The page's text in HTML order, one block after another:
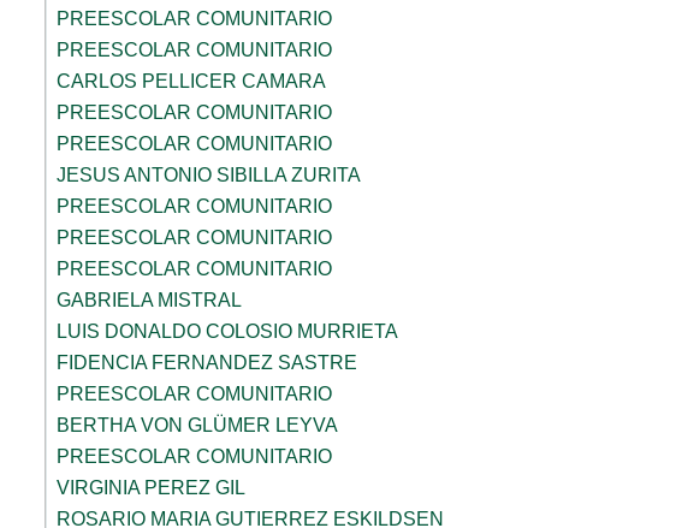
PREESCOLAR COMUNITARIO
PREESCOLAR COMUNITARIO
CARLOS PELLICER CAMARA
PREESCOLAR COMUNITARIO
PREESCOLAR COMUNITARIO
JESUS ANTONIO SIBILLA ZURITA
PREESCOLAR COMUNITARIO
PREESCOLAR COMUNITARIO
PREESCOLAR COMUNITARIO
GABRIELA MISTRAL
LUIS DONALDO COLOSIO MURRIETA
FIDENCIA FERNANDEZ SASTRE
PREESCOLAR COMUNITARIO
BERTHA VON GLÜMER LEYVA
PREESCOLAR COMUNITARIO
VIRGINIA PEREZ GIL
ROSARIO MARIA GUTIERREZ ESKILDSEN